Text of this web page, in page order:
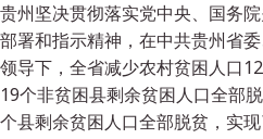
贵州坚决贯彻落实党中央、国务
部署和指示精神，在中共贵州省
领导下，全省减少农村贫困人口
19个非贫困县剩余贫困人口全部
个县剩余贫困人口全部脱贫，实